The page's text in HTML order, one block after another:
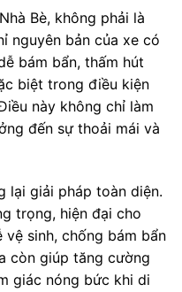
Bè, không phải là
nguyên bản của xe có
bám bẩn, thấm hút
biệt trong điều kiện
này không chỉ làm
đến sự thoải mái và
lại giải pháp toàn diện.
trọng, hiện đại cho
sinh, chống bám bẩn
còn giúp tăng cường
giác nóng bức khi di